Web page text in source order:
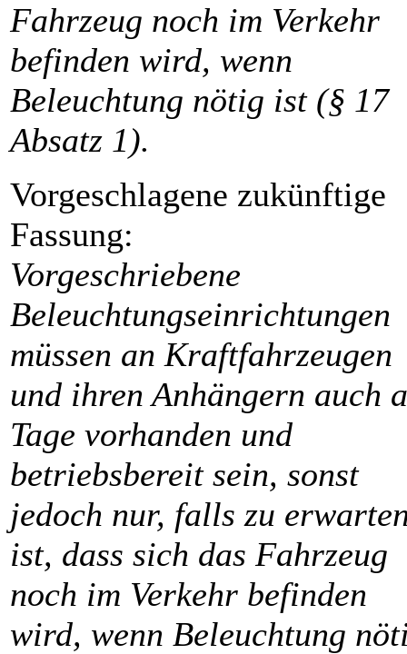
Fahrzeug noch im Verkehr
befinden wird, wenn
Beleuchtung nötig ist (§ 17
Absatz 1).
Vorgeschlagene zukünftige
Fassung:
Vorgeschriebene
Beleuchtungseinrichtungen
müssen an Kraftfahrzeugen
und ihren Anhängern auch
Tage vorhanden und
betriebsbereit sein, sonst
jedoch nur, falls zu
ist, dass sich das Fahrzeug
noch im Verkehr befinden
wird, wenn Beleuchtung